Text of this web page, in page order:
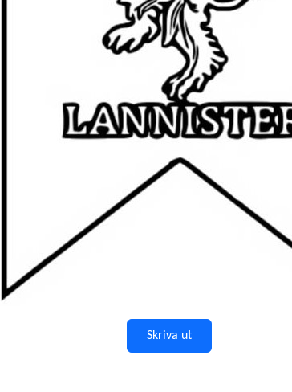
Skriva ut